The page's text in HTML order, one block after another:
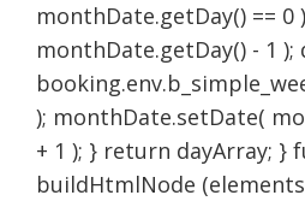
monthDate.getDay() == 0
monthDate.getDay() - 1 );
); monthDate.setDate(
+ 1 ); } return dayArray; }
buildHtmlNode